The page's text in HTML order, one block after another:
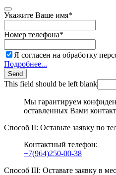
Укажите Ваше имя*
Номер телефона*
Я согласен на обработку
Подробнее...
Send
This field should be left blank
Мы гарантируем
оставленных Вами
Способ II: Оставьте заявку по
Контактный телефон:
+7(964)250-00-38
Способ III: Оставьте заявку в